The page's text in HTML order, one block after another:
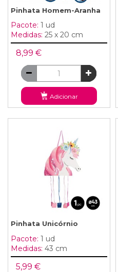
Pinhata Homem-Aranha
Pacote: 1 ud
Medidas: 25 x 20 cm
8,99 €
Adicionar
Pinhata Unicórnio
Pacote: 1 ud
Medidas: 43 cm
5,99 €